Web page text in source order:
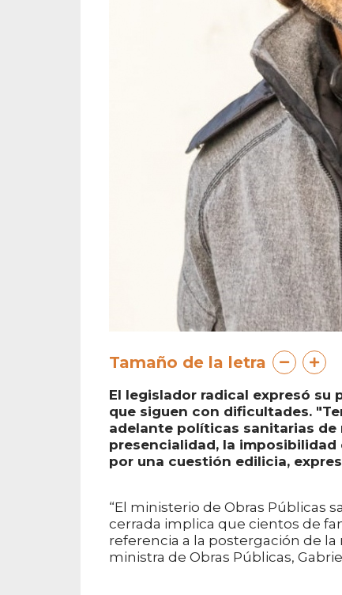
Tamaño de la letra
El legislador radical expresó
que siguen con dificultades.
adelante políticas sanitarias
presencialidad, la imposibilidad
por una cuestión edilicia,
“El ministerio de Obras Públicas
cerrada implica que cientos de
referencia a la postergación de
ministra de Obras Públicas,